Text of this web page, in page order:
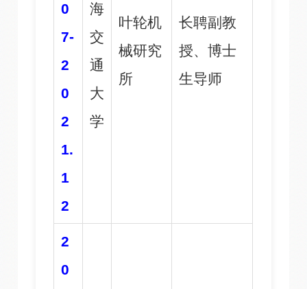
0
7-
2
0
2
1.
1
2
海
交
通
大
学
叶轮机
械研究
所
长聘副教
授、博士
生导师
2
0